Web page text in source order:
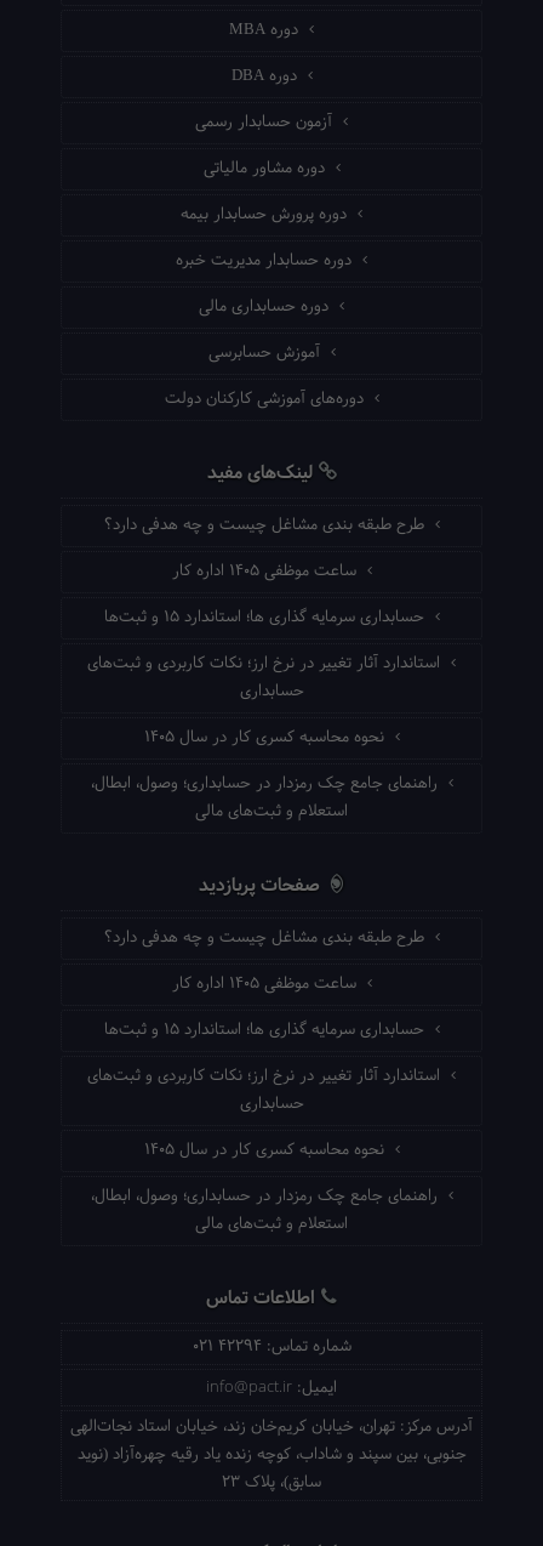
دوره MBA
دوره DBA
آزمون حسابدار رسمی
دوره مشاور مالیاتی
دوره پرورش حسابدار بیمه
دوره حسابدار مدیریت خبره
دوره حسابداری مالی
آموزش حسابرسی
دوره‌های آموزشی کارکنان دولت
لینک‌های مفید
طرح طبقه بندی مشاغل چیست و چه هدفی دارد؟
ساعت موظفی ۱۴۰۵ اداره کار
حسابداری سرمایه گذاری ها؛ استاندارد ۱۵ و ثبت‌ها
استاندارد آثار تغییر در نرخ ارز؛ نکات کاربردی و ثبت‌های
حسابداری
نحوه محاسبه کسری کار در سال ۱۴۰۵
راهنمای جامع چک رمزدار در حسابداری؛ وصول، ابطال،
استعلام و ثبت‌های مالی
صفحات پربازدید
طرح طبقه بندی مشاغل چیست و چه هدفی دارد؟
ساعت موظفی ۱۴۰۵ اداره کار
حسابداری سرمایه گذاری ها؛ استاندارد ۱۵ و ثبت‌ها
استاندارد آثار تغییر در نرخ ارز؛ نکات کاربردی و ثبت‌های
حسابداری
نحوه محاسبه کسری کار در سال ۱۴۰۵
راهنمای جامع چک رمزدار در حسابداری؛ وصول، ابطال،
استعلام و ثبت‌های مالی
اطلاعات تماس
شماره تماس: 021 42294
ایمیل: info@pact.ir
آدرس مرکز: تهران، خیابان کریم‌خان زند، خیابان استاد نجات‌الهی
جنوبی، بین سپند و شاداب، کوچه زنده یاد رقیه چهره‌آزاد (نوید
سابق)، پلاک 23